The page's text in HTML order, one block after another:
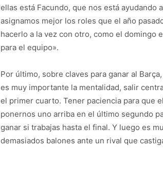
ellas está Facundo, que nos está
asignamos mejor los roles que el año
hacerlo a la vez con otro, como el domingo
para el equipo».
Por último, sobre claves para ganar al
es muy importante la mentalidad, salir
el primer cuarto. Tener paciencia para que
ponernos uno arriba en el último segundo
ganar si trabajas hasta el final. Y luego es
demasiados balones ante un rival que